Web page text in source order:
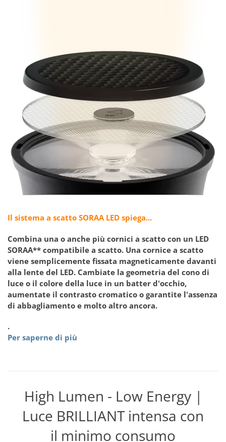
Il sistema a scatto SORAA LED spiega...
Combina una o anche più cornici a scatto con un LED
SORAA** compatibile a scatto. Una cornice a scatto
viene semplicemente fissata magneticamente davanti
alla lente del LED. Cambiate la geometria del cono di
luce o il colore della luce in un batter d'occhio,
aumentate il contrasto cromatico o garantite l'assenza
di abbagliamento e molto altro ancora.
.
Per saperne di più
High Lumen - Low Energy |
Luce BRILLIANT intensa con
il minimo consumo